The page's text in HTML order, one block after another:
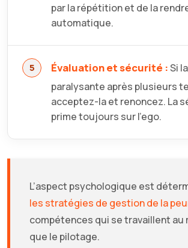
par la répétition et de la
automatique.
Évaluation et sécurité :Si
paralysante après plusieurs
acceptez-la et renoncez. La
prime toujours sur l’ego.
L’aspect psychologique est
les stratégies de gestion de la
compétences qui se travaillent au
que le pilotage.